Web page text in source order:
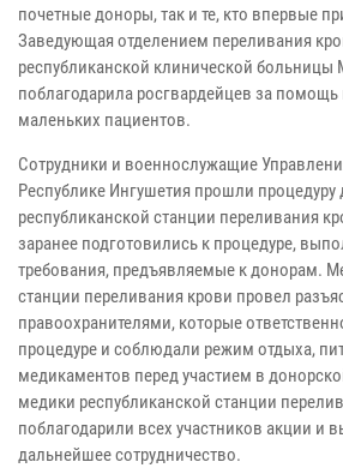
почетные доноры, так и те, кто впервые
Заведующая отделением переливания
республиканской клинической больницы
поблагодарила росгвардейцев за
маленьких пациентов.
Сотрудники и военнослужащие
Республике Ингушетия прошли процедуру
республиканской станции переливания
заранее подготовились к процедуре,
требования, предъявляемые к донорам.
станции переливания крови провел
правоохранителями, которые
процедуре и соблюдали режим отдыха,
медикаментов перед участием в
медики республиканской станции
поблагодарили всех участников акции и
дальнейшее сотрудничество.